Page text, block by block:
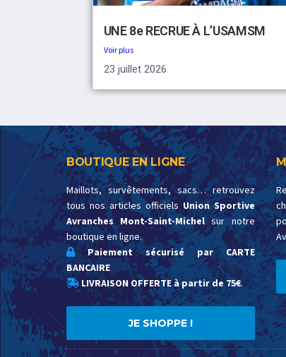
UNE 8e RECRUE À L’USAMSM
Voir plus
23 juillet 2026
BOUTIQUE EN LIGNE
Maillots, survêtements, sacs… retrouvez
tous nos articles officiels Union Sportive
Avranches Mont-Saint-Michelsur notre
boutique en ligne.
Paiement sécurisé par CARTE
BANCAIRE
LIVRAISON OFFERTE à partir de 75€.
JE SHOPPE !